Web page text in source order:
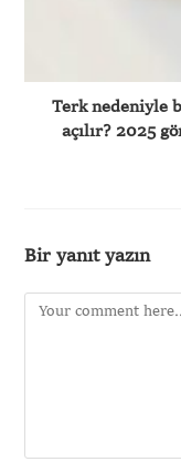
Terk nedeniyle
açılır? 2025
Bir yanıt yazın